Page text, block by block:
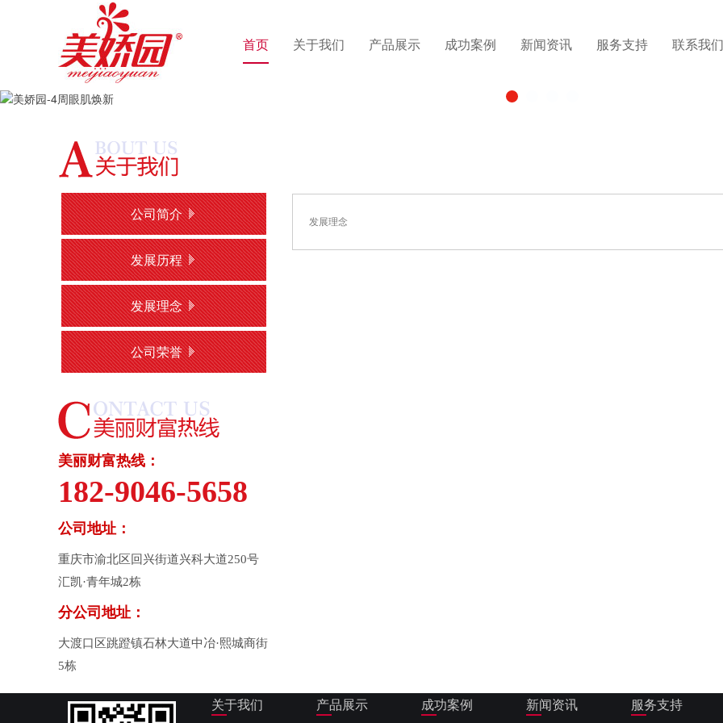
首页 关于我们 产品展示 成功案例 新闻资讯 服务支持 联系我们
公司简介
发展历程
发展理念
公司荣誉
美丽财富热线：
182-9046-5658
公司地址：
重庆市渝北区回兴街道兴科大道250号
汇凯·青年城2栋
分公司地址：
大渡口区跳蹬镇石林大道中冶·熙城商街
5栋
发展理念
关于我们 产品展示 成功案例 新闻资讯 服务支持